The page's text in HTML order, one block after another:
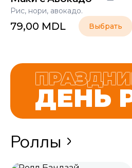
Рис, нори, авокадо.
79,00 MDL Выбрать
ДЕНЬ
Роллы